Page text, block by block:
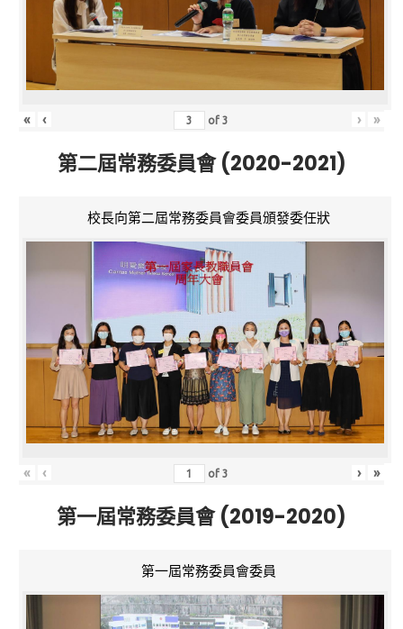
« ‹ of3 › »
第二屆常務委員會 (2020-2021)
校長向第二屆常務委員會委員頒發委任狀
« ‹ of3 › »
第一屆常務委員會 (2019-2020)
第一屆常務委員會委員